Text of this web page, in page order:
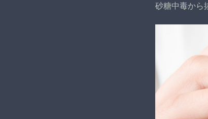
砂糖中毒から